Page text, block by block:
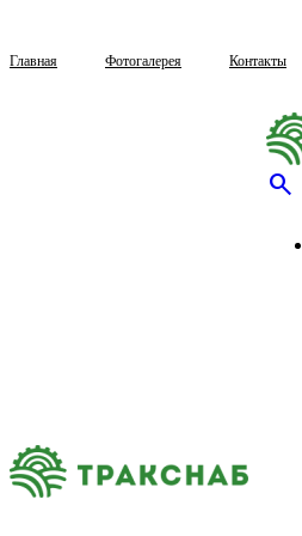
Главная Фотогалерея Контакты
search